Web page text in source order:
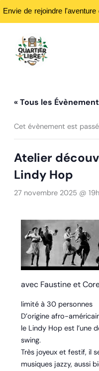
contenu
« Tous les
Cet évènement est
Atelier
Lindy Hop
27 novembre 2025 @
avec Faustine et
limité à 30 personnes
D’origine afro-
le Lindy Hop est l’une
swing.
Très joyeux et festif, il
musiques jazzy, aussi